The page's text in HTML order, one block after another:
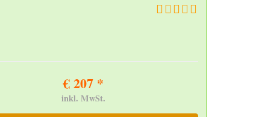
€ 207 *
inkl. MwSt.